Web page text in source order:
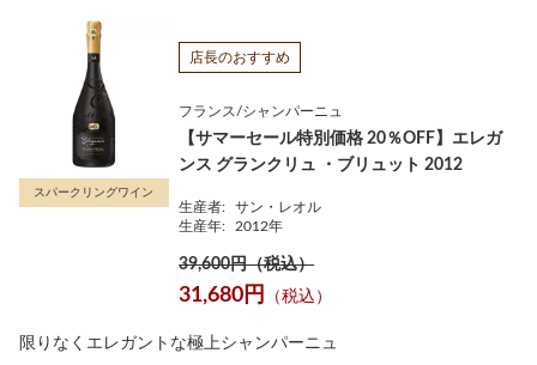
スパークリングワイン
店長のおすすめ
フランス/シャンパーニュ
【サマーセール特別価格 20％OFF】エレガ
ンス グランクリュ ・ブリュット 2012
生産者:
サン・レオル
生産年:
2012年
39,600円（税込）
31,680円 （税込）
限りなくエレガントな極上シャンパーニュ